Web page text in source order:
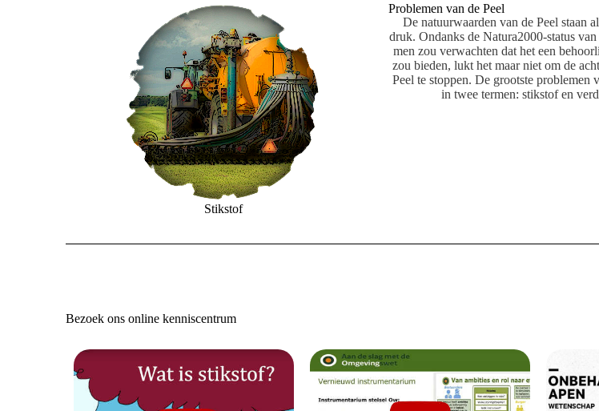
Stikstof
Problemen van de Peel
De natuurwaarden van de Peel staan
druk. Ondanks de Natura2000-status
men zou verwachten dat het een
zou bieden, lukt het maar niet om de
Peel te stoppen. De grootste problemen
in twee termen: stikstof en
Bezoek ons online kenniscentrum